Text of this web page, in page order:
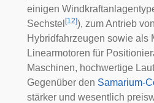
einigen
Sechstel [12]), zum Antrieb
Hybridfahrzeugen sowie als
Linearmotoren für
Maschinen, hochwertige
Gegenüber den Samarium-
stärker und wesentlich